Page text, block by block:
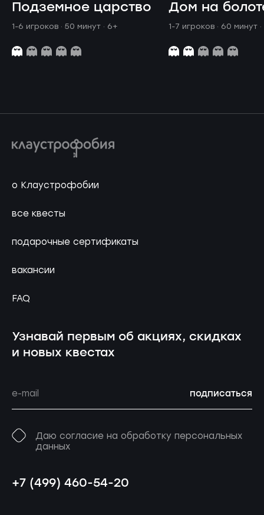
Подземное царство
1-6 игроков · 50 минут · 6+
Дом на
1-7 игроков · 60 минут
о Клаустрофобии
все квесты
подарочные сертификаты
вакансии
FAQ
Узнавай первым об акциях, скидках
и новых квестах
подписаться
Даю согласие на обработку персональных
данных
+7 (499) 460-54-20